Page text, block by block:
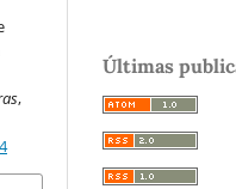
,
Últimas